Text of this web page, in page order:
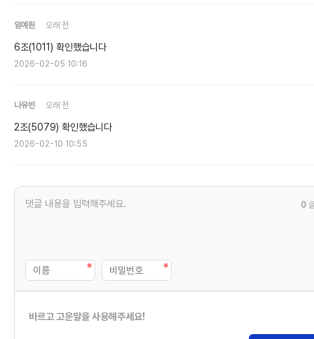
임예원 오래 전
6조(1011) 확인했습니다
2026-02-05 10:16
나유빈 오래 전
2조(5079) 확인했습니다
2026-02-10 10:55
0
바르고 고운말을 사용해주세요!